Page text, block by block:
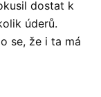
dostat k
úderů.
se, že i ta má